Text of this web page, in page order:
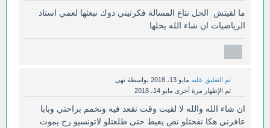
ما لقيتش الحل نتاع المسالة فكرتيني دوك نبعثها لعمي استاذ
الرياضيات ان شاء الله يحلها
تم التعليق عليه مايو 13، 2018 بواسطة نهى
تم الإظهار مرة أخرى مايو 14، 2018
ان شاء الله والله لا لقيت وقت نقعد فيه ونخمم براحتي وبابا
عافرني هكا نفحتلو نض يعيط حتى طلعتلو لاتونسيو رح يموت